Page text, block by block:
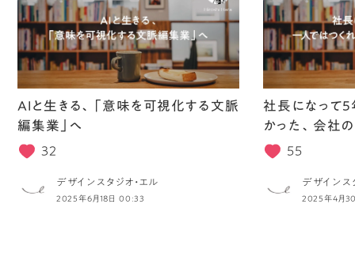
AIと生きる、「意味を可視化する文脈
編集業」へ
32
デザインスタジオ・エル
2025年6月18日 00:33
社長になって5
かった、会社
55
デザインス
2025年4月